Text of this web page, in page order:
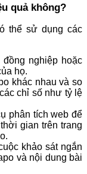
quả không?
thể sử dụng các
nghiệp hoặc
họ.
khác nhau và so
chỉ số như tỷ lệ
phân tích web để
gian trên trang
khảo sát ngắn
và nội dung bài